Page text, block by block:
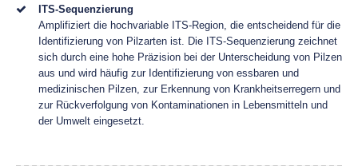
ITS-Sequenzierung
Amplifiziert die hochvariable ITS-Region, die entscheidend für die
Identifizierung von Pilzarten ist. Die ITS-Sequenzierung zeichnet
sich durch eine hohe Präzision bei der Unterscheidung von Pilzen
aus und wird häufig zur Identifizierung von essbaren und
medizinischen Pilzen, zur Erkennung von Krankheitserregern und
zur Rückverfolgung von Kontaminationen in Lebensmitteln und
der Umwelt eingesetzt.